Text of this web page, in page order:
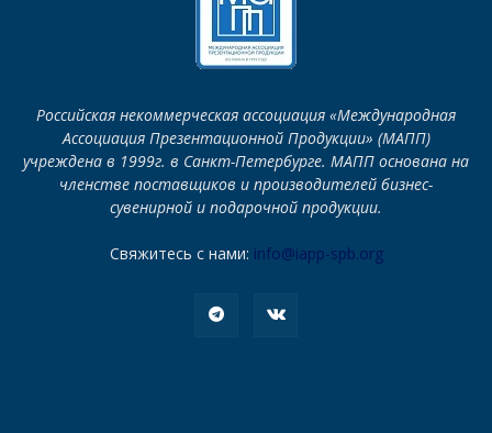
Российская некоммерческая ассоциация «Международная
Ассоциация Презентационной Продукции» (МАПП)
учреждена в 1999г. в Санкт-Петербурге. МАПП основана на
членстве поставщиков и производителей бизнес-
сувенирной и подарочной продукции.
Свяжитесь с нами: info@iapp-spb.org